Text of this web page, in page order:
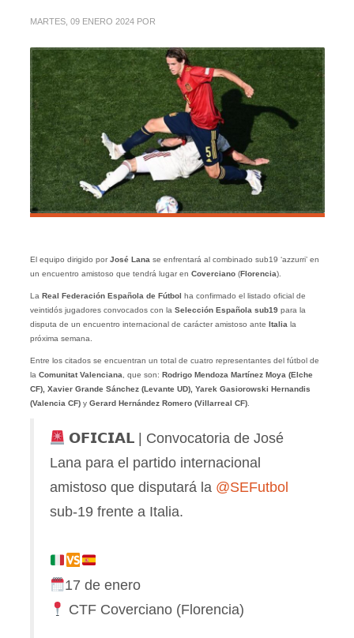
MARTES, 09 ENERO 2024 POR
El equipo dirigido porJosé Lana se enfrentará al combinado sub19 ‘azzurri’ en
un encuentro amistoso que tendrá lugar en Coverciano (Florencia).
La Real Federación Española de Fútbol ha confirmado el listado oficial de
veintidós jugadores convocados con la Selección Española sub19 para la
disputa de un encuentro internacional de carácter amistoso ante Italia la
próxima semana.
Entre los citados se encuentran un total de cuatro representantes del fútbol de
la Comunitat Valenciana , que son: Rodrigo Mendoza Martínez Moya (Elche
CF), Xavier Grande Sánchez (Levante UD), Yarek Gasiorowski Hernandis
(Valencia CF)y Gerard Hernández Romero (Villarreal CF).
𝗢𝗙𝗜𝗖𝗜𝗔𝗟 | Convocatoria de José
Lana para el partido internacional
amistoso que disputará la @SEFutbol
sub-19 frente a Italia.
17 de enero
CTF Coverciano (Florencia)